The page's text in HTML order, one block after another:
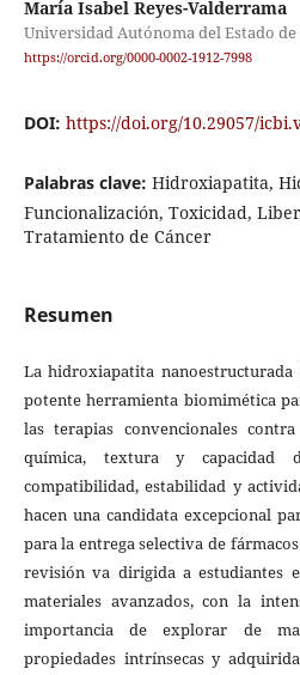
María Isabel Reyes-Valderrama
Universidad Autónoma del Estado
https://orcid.org/0000-0002-1912-7998
DOI: https://doi.org/10.29057/
Palabras clave: Hidroxiapatita,
Funcionalización, Toxicidad,
Tratamiento de Cáncer
Resumen
La hidroxiapatita nanoestructurada
potente herramienta biomimética
las terapias convencionales
química, textura y capacidad
compatibilidad, estabilidad y
hacen una candidata excepcional
para la entrega selectiva de
revisión va dirigida a estudiantes
materiales avanzados, con la
importancia de explorar de
propiedades intrínsecas y